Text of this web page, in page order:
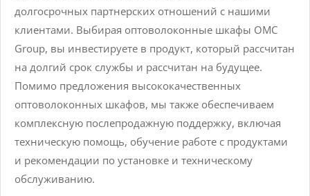
долгосрочных партнерских отношений с нашими
клиентами. Выбирая оптоволоконные шкафы OMC
Group, вы инвестируете в продукт, который рассчитан
на долгий срок службы и рассчитан на будущее.
Помимо предложения высококачественных
оптоволоконных шкафов, мы также обеспечиваем
комплексную послепродажную поддержку, включая
техническую помощь, обучение работе с продуктами
и рекомендации по установке и техническому
обслуживанию.